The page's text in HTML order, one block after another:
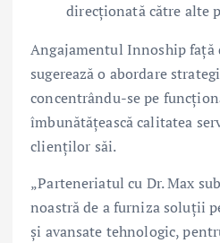
direcționată către alte
Angajamentul Innoship față
sugerează o abordare
concentrându-se pe
îmbunătățească calitatea
clienților săi.
„Parteneriatul cu Dr. Max
noastră de a furniza soluții
și avansate tehnologic,